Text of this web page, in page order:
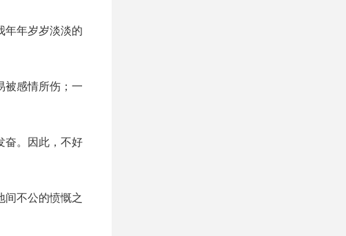
年年岁岁淡淡的
被感情所伤；一
奋。因此，不好
不公的愤慨之